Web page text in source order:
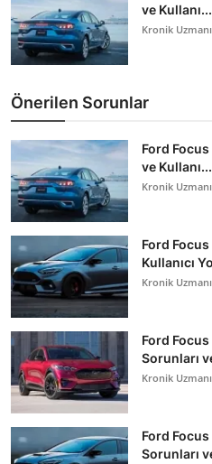
ve Kullanı...
Kronik Uzmanı
Önerilen Sorunlar
Ford
ve Kullanı...
Kronik Uzmanı
Ford
Kullanıcı
Kronik Uzmanı
Ford
Sorunları
Kronik Uzmanı
Ford
Sorunları